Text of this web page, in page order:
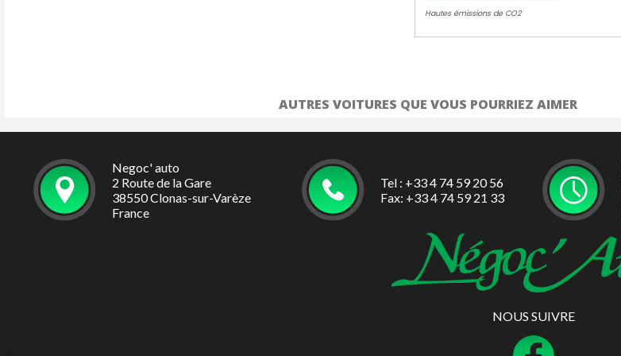
Hautes émissions de CO2
AUTRES VOITURES QUE VOUS POURRIEZ AIMER
Negoc' auto
2 Route de la Gare
38550 Clonas-sur-Varèze
France
Tel : +33 4 74 59 20 56
Fax: +33 4 74 59 21 33
NOUS SUIVRE